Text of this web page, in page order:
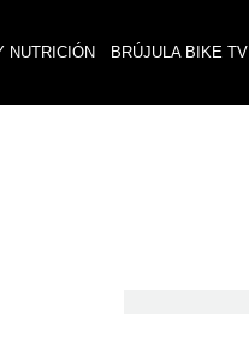
NUTRICIÓN BRÚJULA BIKE TV